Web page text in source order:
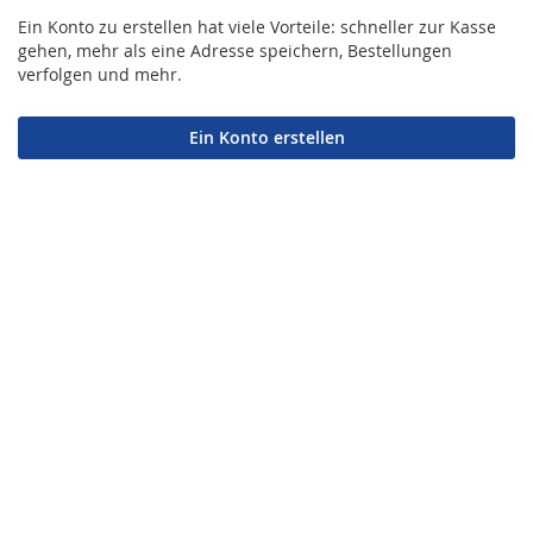
Ein Konto zu erstellen hat viele Vorteile: schneller zur Kasse
gehen, mehr als eine Adresse speichern, Bestellungen
verfolgen und mehr.
Ein Konto erstellen